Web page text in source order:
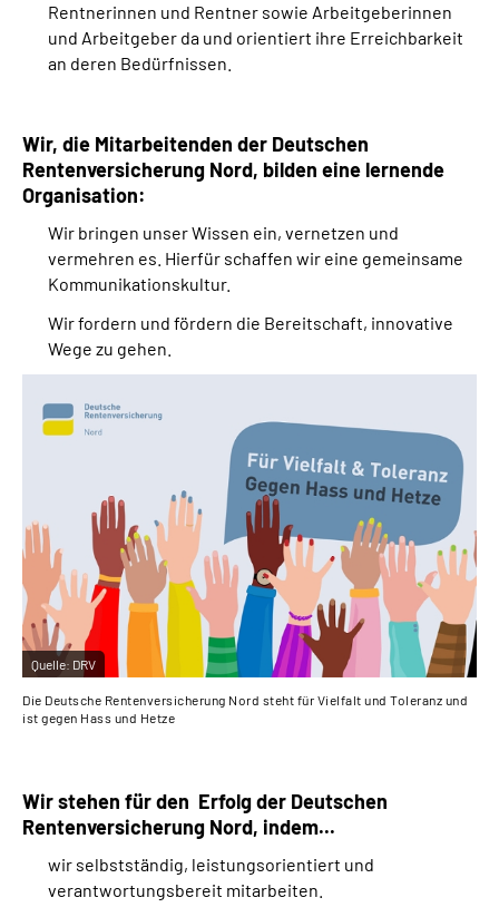
Suche
Mein Kundenportal
Rentnerinnen und Rentner sowie Arbeitgeberinnen
und Arbeitgeber da und orientiert ihre Erreichbarkeit
an deren Bedürfnissen.
Wir, die Mitarbeitenden der Deutschen
Rentenversicherung Nord, bilden eine lernende
Organisation:
Wir bringen unser Wissen ein, vernetzen und
vermehren es. Hierfür schaffen wir eine gemeinsame
Kommunikationskultur.
Wir fordern und fördern die Bereitschaft, innovative
Wege zu gehen.
Quelle: DRV
Die Deutsche Rentenversicherung Nord steht für Vielfalt und Toleranz und
ist gegen Hass und Hetze
Wir stehen für den Erfolg der Deutschen
Rentenversicherung Nord, indem...
wir selbstständig, leistungsorientiert und
verantwortungsbereit mitarbeiten.